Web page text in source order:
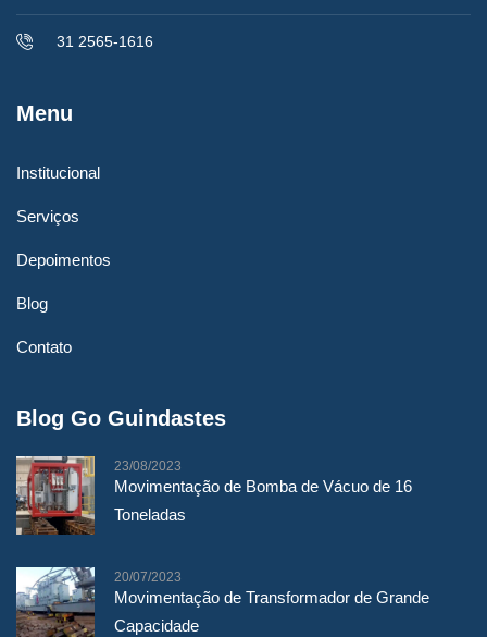
31 2565-1616
Menu
Institucional
Serviços
Depoimentos
Blog
Contato
Blog Go Guindastes
23/08/2023
Movimentação de Bomba de Vácuo de 16
Toneladas
20/07/2023
Movimentação de Transformador de Grande
Capacidade